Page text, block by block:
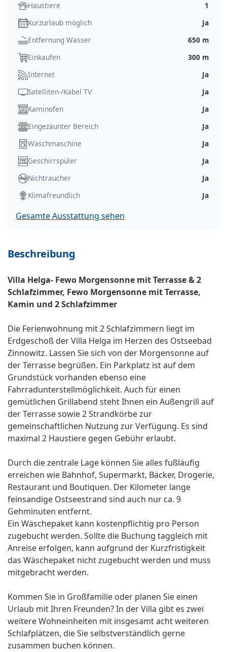
Haustiere
1
Kurzurlaub möglich
Ja
Entfernung Wasser
650 m
Einkaufen
300 m
Internet
Ja
Satelliten-/Kabel TV
Ja
Kaminofen
Ja
Eingezäunter Bereich
Ja
Waschmaschine
Ja
Geschirrspüler
Ja
Nichtraucher
Ja
Klimafreundlich
Ja
Gesamte Ausstattung sehen
Beschreibung
Villa Helga- Fewo Morgensonne mit Terrasse & 2
Schlafzimmer, Fewo Morgensonne mit Terrasse,
Kamin und 2 Schlafzimmer
Die Ferienwohnung mit 2 Schlafzimmern liegt im
Erdgeschoß der Villa Helga im Herzen des Ostseebad
Zinnowitz. Lassen Sie sich von der Morgensonne auf
der Terrasse begrüßen. Ein Parkplatz ist auf dem
Grundstück vorhanden ebenso eine
Fahrradunterstellmöglichkeit. Auch für einen
gemütlichen Grillabend steht Ihnen ein Außengrill auf
der Terrasse sowie 2 Strandkörbe zur
gemeinschaftlichen Nutzung zur Verfügung. Es sind
maximal 2 Haustiere gegen Gebühr erlaubt.
Durch die zentrale Lage können Sie alles fußläufig
erreichen wie Bahnhof, Supermarkt, Bäcker, Drogerie,
Restaurant und Boutiquen. Der Kilometer lange
feinsandige Ostseestrand sind auch nur ca. 9
Gehminuten entfernt.
Ein Wäschepaket kann kostenpflichtig pro Person
zugebucht werden. Sollte die Buchung taggleich mit
Anreise erfolgen, kann aufgrund der Kurzfristigkeit
das Wäschepaket nicht zugebucht werden und muss
mitgebracht werden.
Kommen Sie in Großfamilie oder planen Sie einen
Urlaub mit Ihren Freunden? In der Villa gibt es zwei
weitere Wohneinheiten mit insgesamt acht weiteren
Schlafplätzen, die Sie selbstverständlich gerne
zusammen buchen können.